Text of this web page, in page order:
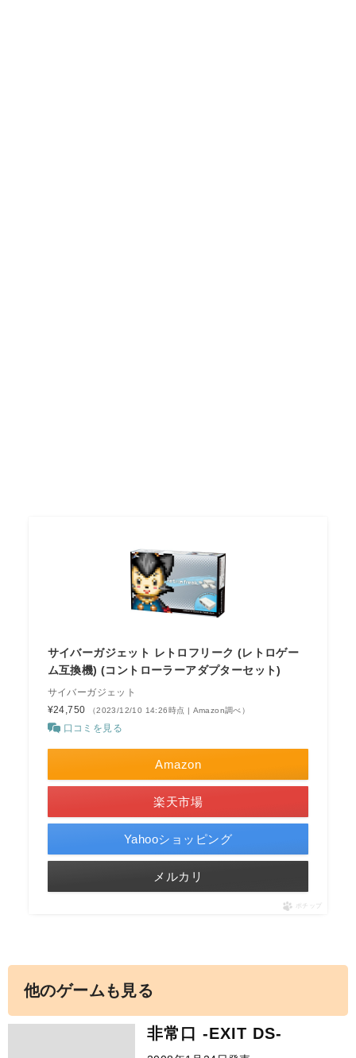
サイバーガジェット レトロフリーク (レトロゲー
ム互換機) (コントローラーアダプターセット)
サイバーガジェット
¥24,750
（2023/12/10 14:26時点 | Amazon調べ）
口コミを見る
Amazon
楽天市場
Yahooショッピング
メルカリ
ポチップ
他のゲームも見る
非常口 -EXIT DS-